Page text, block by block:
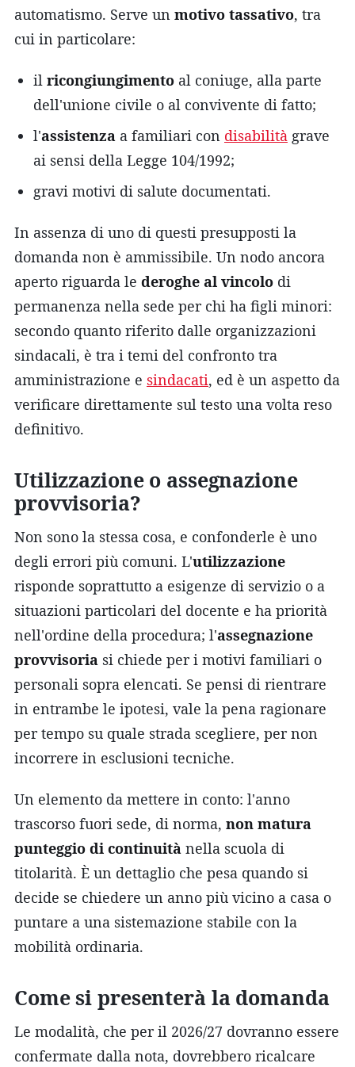
automatismo. Serve un motivo tassativo, tra
cui in particolare:
il ricongiungimento al coniuge, alla parte
dell'unione civile o al convivente di fatto;
l'assistenza a familiari con disabilità grave
ai sensi della Legge 104/1992;
gravi motivi di salute documentati.
In assenza di uno di questi presupposti la
domanda non è ammissibile. Un nodo ancora
aperto riguarda le deroghe al vincolo di
permanenza nella sede per chi ha figli minori:
secondo quanto riferito dalle organizzazioni
sindacali, è tra i temi del confronto tra
amministrazione e sindacati, ed è un aspetto da
verificare direttamente sul testo una volta reso
definitivo.
Utilizzazione o assegnazione
provvisoria?
Non sono la stessa cosa, e confonderle è uno
degli errori più comuni. L'utilizzazione
risponde soprattutto a esigenze di servizio o a
situazioni particolari del docente e ha priorità
nell'ordine della procedura; l'assegnazione
provvisoria si chiede per i motivi familiari o
personali sopra elencati. Se pensi di rientrare
in entrambe le ipotesi, vale la pena ragionare
per tempo su quale strada scegliere, per non
incorrere in esclusioni tecniche.
Un elemento da mettere in conto: l'anno
trascorso fuori sede, di norma, non matura
punteggio di continuità nella scuola di
titolarità. È un dettaglio che pesa quando si
decide se chiedere un anno più vicino a casa o
puntare a una sistemazione stabile con la
mobilità ordinaria.
Come si presenterà la domanda
Le modalità, che per il 2026/27 dovranno essere
confermate dalla nota, dovrebbero ricalcare